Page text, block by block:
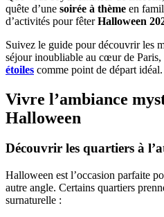
quête d’une soirée à thème en
d’activités pour fêterHalloween
Suivez le guide pour découvrir les
séjour inoubliable au cœur de Paris,
étoiles comme point de départ idéal.
Vivre l’ambiance
Halloween
Découvrir les quartiers à
Halloween est l’occasion parfaite
autre angle. Certains quartiers
surnaturelle :